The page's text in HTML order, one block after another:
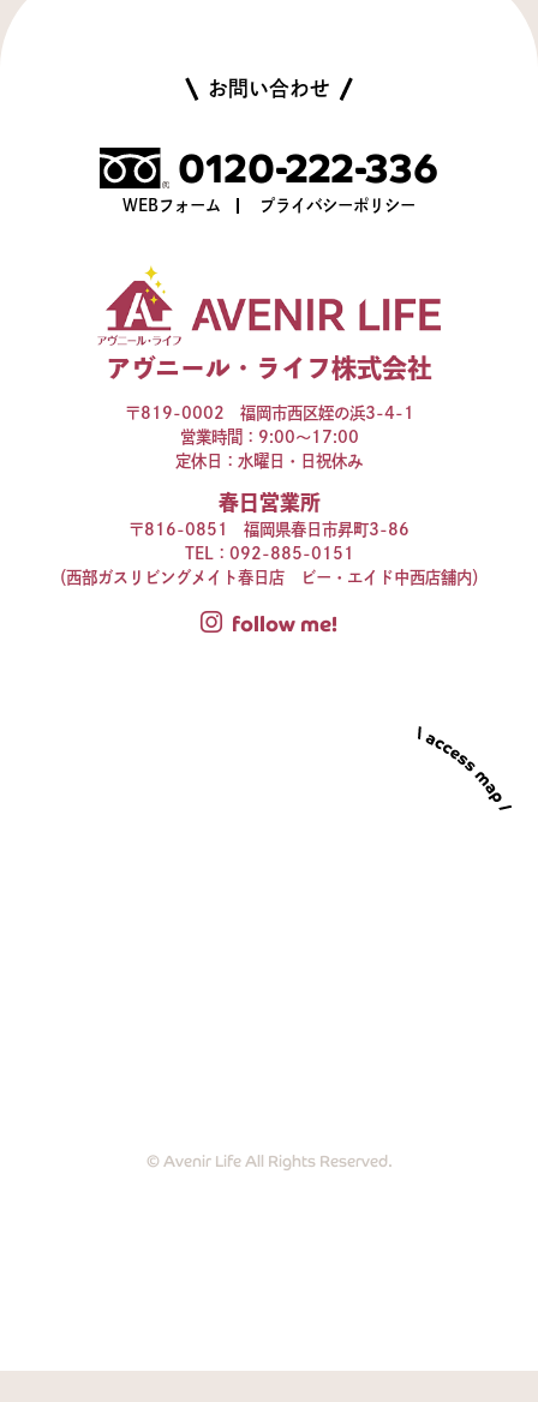
お問い合わせ
0120-222-336
WEBフォーム プライバシーポリシー
アヴニール・ライフ株式会社
〒819-0002 福岡市西区姪の浜3-4-1
営業時間：9:00～17:00
定休日：水曜日・日祝休み
春日営業所
〒816-0851 福岡県春日市昇町3-86
TEL： 092-885-0151
（西部ガスリビングメイト春日店 ビー・エイド中西店舗内）
follow me!
© Avenir Life All Rights Reserved.